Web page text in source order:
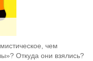
чем
Откуда они взялись?